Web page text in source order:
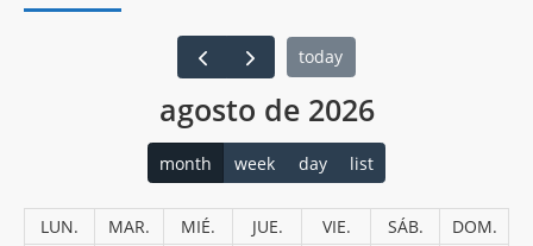
today
agosto de 2026
month week day list
LUN. MAR. MIÉ. JUE. VIE. SÁB.
DOM.